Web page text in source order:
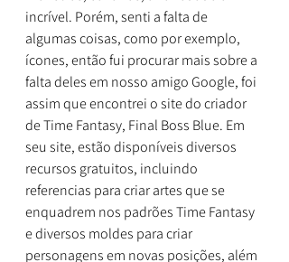
incrível. Porém, senti a falta de
algumas coisas, como por exemplo,
ícones, então fui procurar mais sobre a
falta deles em nosso amigo Google, foi
assim que encontrei o site do criador
de Time Fantasy, Final Boss Blue. Em
seu site, estão disponíveis diversos
recursos gratuitos, incluindo
referencias para criar artes que se
enquadrem nos padrões Time Fantasy
e diversos moldes para criar
personagens em novas posições, além